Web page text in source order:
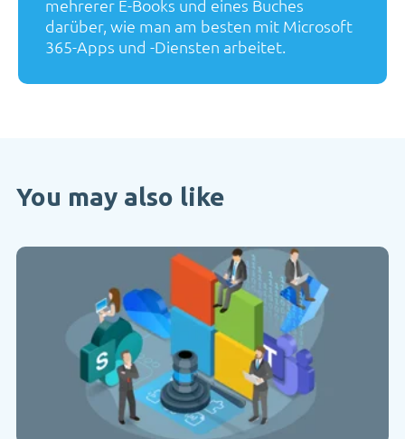
mehrerer E-Books und eines Buches
darüber, wie man am besten mit Microsoft
365-Apps und -Diensten arbeitet.
You may also like